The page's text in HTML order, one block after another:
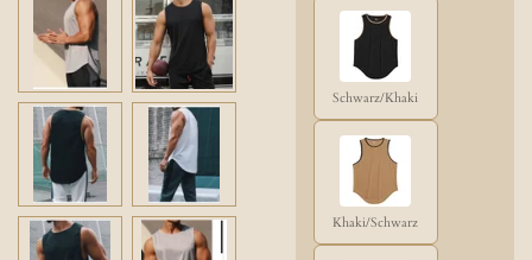
Schwarz/Khaki
Khaki/Schwarz